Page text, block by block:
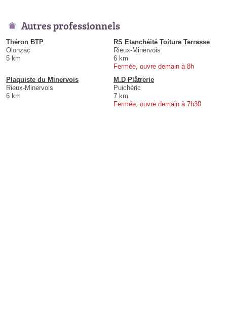
Autres professionnels
Théron BTP
Olonzac
5 km
RS Etanchéité Toiture Terrasse
Rieux-Minervois
6 km
Fermée, ouvre demain à 8h
Plaquiste du Minervois
Rieux-Minervois
6 km
M.D Plâtrerie
Puichéric
7 km
Fermée, ouvre demain à 7h30